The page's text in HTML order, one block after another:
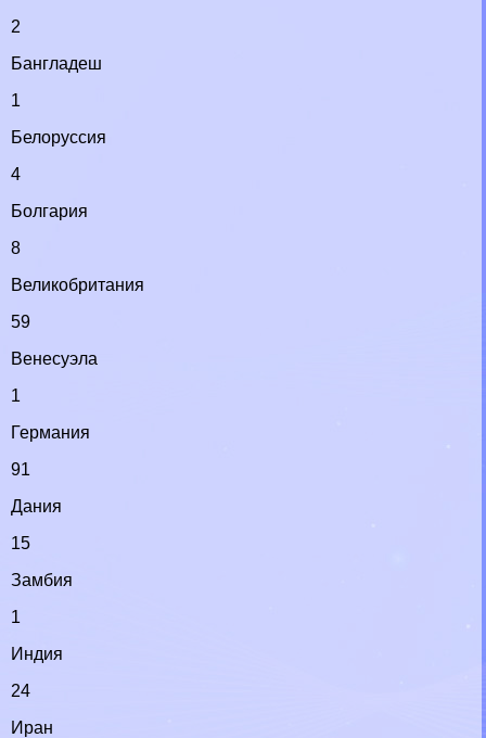
2
Бангладеш
1
Белоруссия
4
Болгария
8
Великобритания
59
Венесуэла
1
Германия
91
Дания
15
Замбия
1
Индия
24
Иран